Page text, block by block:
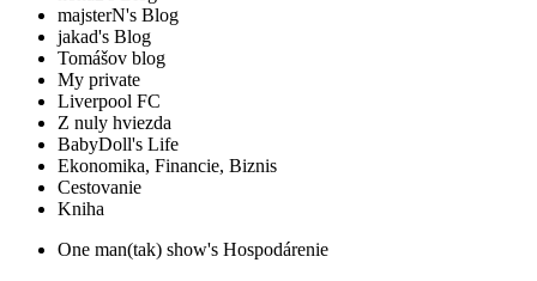
majsterN's Blog
jakad's Blog
Tomášov blog
My private
Liverpool FC
Z nuly hviezda
BabyDoll's Life
Ekonomika, Financie, Biznis
Cestovanie
Kniha
One man(tak) show's Hospodárenie